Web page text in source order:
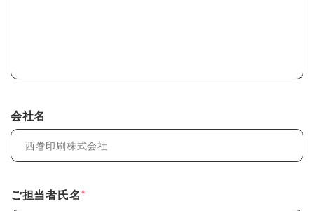
会社名
ご担当者氏名*